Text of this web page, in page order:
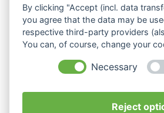
By clicking "Accept (incl. data
you agree that the data may be
respective third-party providers
You can, of course, change your
Necessary
Reject